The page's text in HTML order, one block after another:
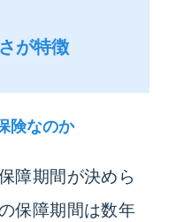
が特徴
険なのか
障期間が決めら
保障期間は数年